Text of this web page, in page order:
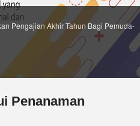
Pengajian Akhir Tahun Bagi Pemuda-
Penanaman